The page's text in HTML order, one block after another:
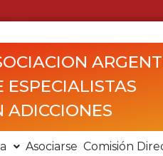
ESPECIALISTAS
ADICCIONES
Asociarse Comisión